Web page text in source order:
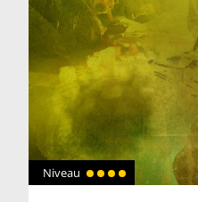
Niveau